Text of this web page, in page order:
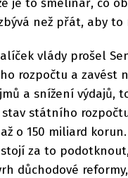
než přát, aby to
vlády prošel
rozpočtu a zavést
a snížení výdajů,
státního
o 150 miliard
za to
důchodové